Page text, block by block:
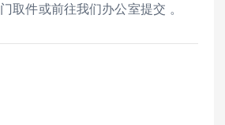
取件或前往我们办公室提交 。